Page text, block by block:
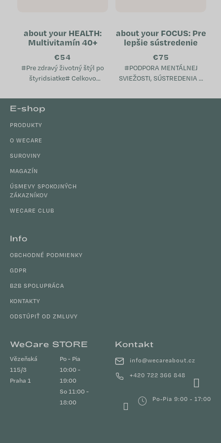
about your HEALTH:
Multivitamín 40+
€54
#Pre zdravý životný štýl po
štyridsiatke# Celkovo
metabolizmu Pomáha
udržiavať psychickú pohodu
about your FOCUS: Pre
lepšie sústredenie
€75
#PODPORA MENTÁLNEJ
SVIEŽOSTI, SÚSTREDENIA A
kognitívne funkcie, pamäť a
E-shop
PRODUKTY
O WECARE
SUROVINY
MAGAZÍN
ÚSMEVY SPOKOJNÝCH
ZÁKAZNÍKOV
WECARE CLUB
Info
OBCHODNÉ PODMIENKY
GDPR
B2B SPOLUPRÁCA
KONTAKTY
ODSTÚPIŤ OD ZMLUVY
WeCare STORE
Vězeňská
115/3
Praha 1
Po - Pia
10:00 -
19:00
So 11:00 -
18:00
Kontakt
info@wecareabout.cz
+420 722 366 848
Po-Pia 9:00 - 17:00